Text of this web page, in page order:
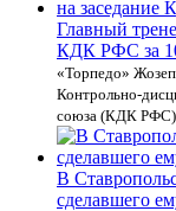
Главный
КДК РФС за
«Торпедо» Жозеп
союза (КДК
В
сделавшего